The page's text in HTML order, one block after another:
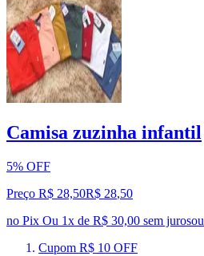
Camisa zuzinha infantil
5% OFF
Preço R$ 28,50R$ 28,50
no Pix Ou 1x de R$ 30,00 sem jurosou
Cupom R$ 10 OFF